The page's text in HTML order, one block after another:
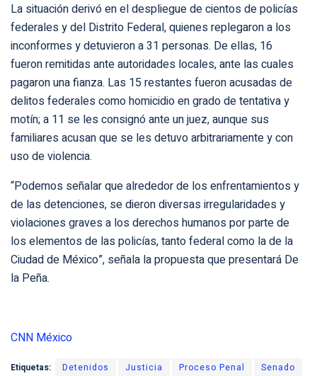
La situación derivó en el despliegue de cientos de policías
federales y del Distrito Federal, quienes replegaron a los
inconformes y detuvieron a 31 personas. De ellas, 16
fueron remitidas ante autoridades locales, ante las cuales
pagaron una fianza. Las 15 restantes fueron acusadas de
delitos federales como homicidio en grado de tentativa y
motín; a 11 se les consignó ante un juez, aunque sus
familiares acusan que se les detuvo arbitrariamente y con
uso de violencia.
“Podemos señalar que alrededor de los enfrentamientos y
de las detenciones, se dieron diversas irregularidades y
violaciones graves a los derechos humanos por parte de
los elementos de las policías, tanto federal como la de la
Ciudad de México”, señala la propuesta que presentará De
la Peña.
CNN México
Etiquetas: Detenidos Justicia Proceso Penal Senado